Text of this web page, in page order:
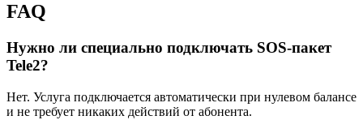
FAQ
Нужно ли специально подключать SOS-пакет
Tele2?
Нет. Услуга подключается автоматически при нулевом балансе
и не требует никаких действий от абонента.